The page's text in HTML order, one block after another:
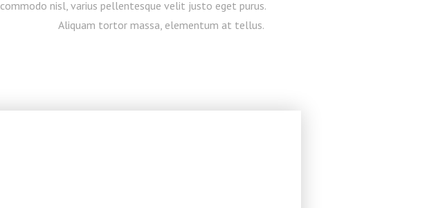
commodo nisl, varius pellentesque velit justo eget purus.
Aliquam tortor massa, elementum at tellus.